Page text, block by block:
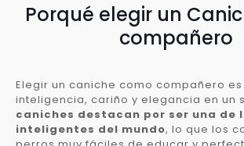
Porqué elegir un
compañero
Elegir un caniche como compañero
inteligencia, cariño y elegancia en un
caniches destacan por ser una de
inteligentes del mundo, lo que los